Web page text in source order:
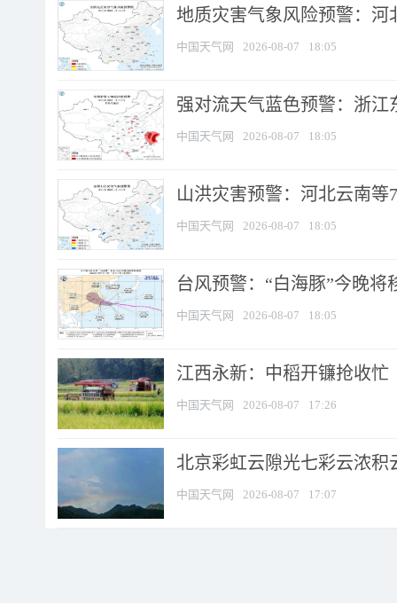
地质灾害气象风险预警：河
中国天气网 2026-08-07 18:05
强对流天气蓝色预警：浙江
中国天气网 2026-08-07 18:05
山洪灾害预警：河北云南
中国天气网 2026-08-07 18:05
台风预警：“白海豚”今晚将
中国天气网 2026-08-07 18:05
江西永新：中稻开镰抢收忙
中国天气网 2026-08-07 17:26
北京彩虹云隙光七彩云浓积
中国天气网 2026-08-07 17:07